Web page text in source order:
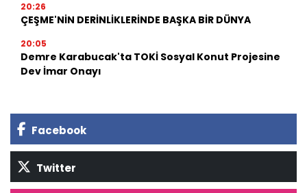
20:26
ÇEŞME'NİN DERİNLİKLERİNDE BAŞKA BİR DÜNYA
20:05
Demre Karabucak'ta TOKİ Sosyal Konut Projesine
Dev İmar Onayı
Facebook
Twitter